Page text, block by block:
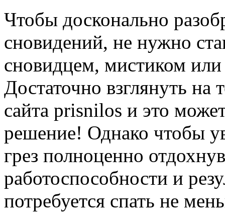
Чтобы досконально
сновидений, не нужно
сновидцем, мистиком или
Достаточно взглянуть на
сайта prisnilos и это
решение! Однако чтобы
грез полноценно
работоспособности и
потребуется спать не